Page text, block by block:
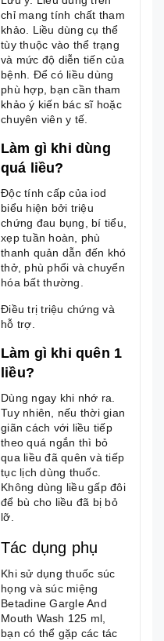
chỉ mang tính chất tham
khảo. Liều dùng cụ thể
tùy thuộc vào thể trạng
và mức độ diễn tiến của
bệnh. Để có liều dùng
phù hợp, bạn cần tham
khảo ý kiến bác sĩ hoặc
chuyên viên y tế.
Làm gì khi dùng
quá liều?
Độc tính cấp của iod
biểu hiện bởi triệu
chứng đau bụng, bí tiểu,
xẹp tuần hoàn, phù
thanh quản dẫn đến khó
thở, phù phổi và chuyển
hóa bất thường.
Điều trị triệu chứng và
hỗ trợ.
Làm gì khi quên 1
liều?
Dùng ngay khi nhớ ra.
Tuy nhiên, nếu thời gian
giãn cách với liều tiếp
theo quá ngắn thì bỏ
qua liều đã quên và tiếp
tục lịch dùng thuốc.
Không dùng liều gấp đôi
để bù cho liều đã bị bỏ
lỡ.
Tác dụng phụ
Khi sử dụng thuốc súc
họng và súc miệng
Betadine Gargle And
Mouth Wash 125 ml,
bạn có thể gặp các tác